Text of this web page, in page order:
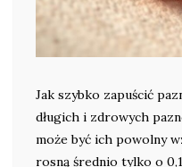
Jak szybko zapuścić
długich i zdrowych
może być ich powolny
rosną średnio tylko o